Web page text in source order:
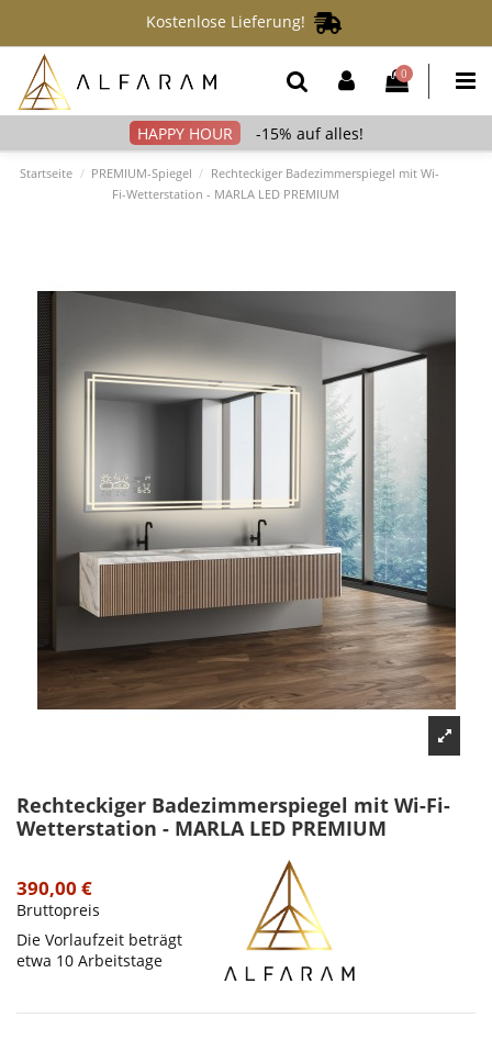
Kostenlose Lieferung!
0
-15% auf alles!
Startseite PREMIUM-Spiegel
Rechteckiger Badezimmerspiegel mit Wi-
Fi-Wetterstation - MARLA LED PREMIUM
Rechteckiger Badezimmerspiegel mit Wi-Fi-
Wetterstation - MARLA LED PREMIUM
390,00 €
Bruttopreis
Die Vorlaufzeit beträgt
etwa 10 Arbeitstage